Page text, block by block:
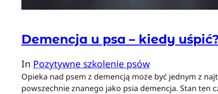
Demencja u psa – kiedy
In Pozytywne szkolenie psów
Opieka nad psem z demencją może być jednym z
powszechnie znanego jako psia demencja. Stan ten